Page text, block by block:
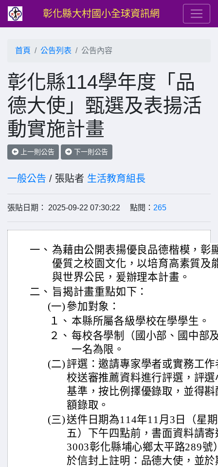
彰化縣大村國小全球資訊網
首頁 公告列表 公告內容
彰化縣114學年度「品
德大使」甄選及表揚活
動實施計畫
上一則公告 下一則公告
一般公告 / 張貼者 生活教育組長
張貼日期： 2025-09-22 07:30:22 點閱： 265
一、 為藉由公開表揚優良品德楷模，彰
優質之校園文化，以培育高素質及
與世界公民，爰辦理本計畫。
二、 旨揭計畫重點如下：
(一) 參加對象：
１、 本縣所屬各級學校在學學生。
２、 每校各學制（國小部、國中部
一名為限。
(二) 評選：邀請專家學者或實務工
校送審推薦資料進行評選，評
基準，按比例擇優錄取，並得
額錄取。
(三) 送件日期為114年11月3日（星
五）下午四點前，書面資料請
3003彰化縣埔心鄉太平路289
於信封上註明：品德大使，並